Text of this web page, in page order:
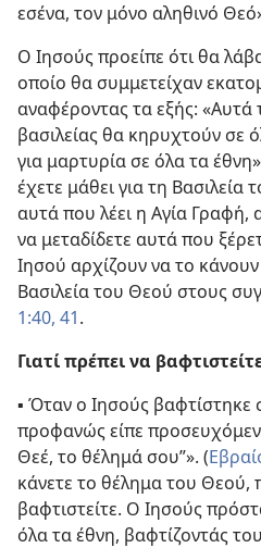
εσένα, τον μόνο αληθινό
Ο Ιησούς προείπε ότι θα
οποίο θα συμμετείχαν
αναφέροντας τα εξής: «Αυτά
βασιλείας θα κηρυχτούν σε
για μαρτυρία σε όλα τα
έχετε μάθει για τη Βασιλεία
αυτά που λέει η Αγία Γραφή,
να μεταδίδετε αυτά που
Ιησού αρχίζουν να το
Βασιλεία του Θεού στους
1:40, 41.
Γιατί πρέπει να
▪ Όταν ο Ιησούς βαφτίστηκε
προφανώς είπε
Θεέ, το θέλημά σου”». (
κάνετε το θέλημα του Θεού,
βαφτιστείτε. Ο Ιησούς
όλα τα έθνη, βαφτίζοντάς